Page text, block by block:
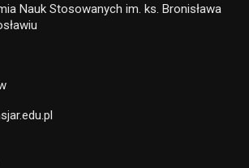
Nauk Stosowanych im. ks. Bronisława